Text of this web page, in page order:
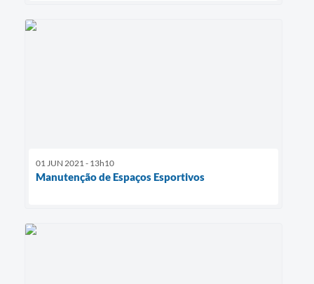
01 JUN 2021 - 13h10
Manutenção de Espaços Esportivos